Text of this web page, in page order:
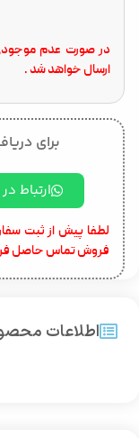
در صورت عدم موجودی
ارسال خواهد شد .
برای
ارتباط
لطفا پیش از ثبت
فروش تماس حاصل
اطلاعات